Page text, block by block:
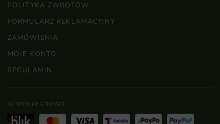
POLITYKA ZWROTÓW
FORMULARZ REKLAMACYJNY
ZAMÓWIENIA
MOJE KONTO
REGULAMIN
METODY PŁATNOŚCI